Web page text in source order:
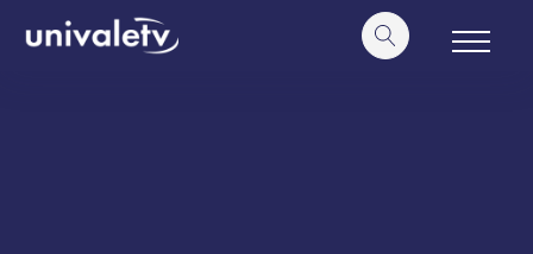
conteúdo